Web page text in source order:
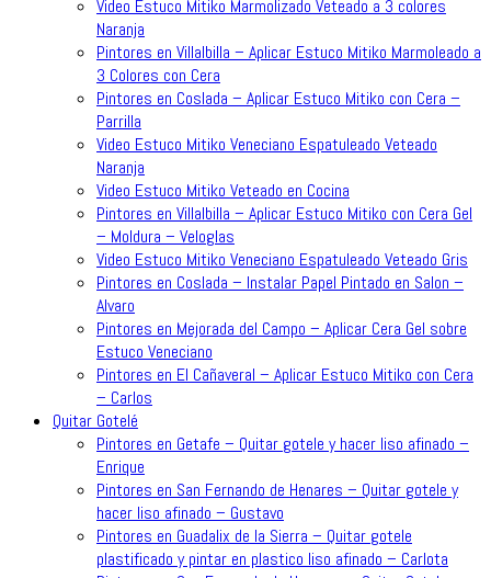
Video Estuco Mitiko Marmolizado Veteado a 3 colores
Naranja
Pintores en Villalbilla – Aplicar Estuco Mitiko Marmoleado a
3 Colores con Cera
Pintores en Coslada – Aplicar Estuco Mitiko con Cera –
Parrilla
Video Estuco Mitiko Veneciano Espatuleado Veteado
Naranja
Video Estuco Mitiko Veteado en Cocina
Pintores en Villalbilla – Aplicar Estuco Mitiko con Cera Gel
– Moldura – Veloglas
Video Estuco Mitiko Veneciano Espatuleado Veteado Gris
Pintores en Coslada – Instalar Papel Pintado en Salon –
Alvaro
Pintores en Mejorada del Campo – Aplicar Cera Gel sobre
Estuco Veneciano
Pintores en El Cañaveral – Aplicar Estuco Mitiko con Cera
– Carlos
Quitar Gotelé
Pintores en Getafe – Quitar gotele y hacer liso afinado –
Enrique
Pintores en San Fernando de Henares – Quitar gotele y
hacer liso afinado – Gustavo
Pintores en Guadalix de la Sierra – Quitar gotele
plastificado y pintar en plastico liso afinado – Carlota